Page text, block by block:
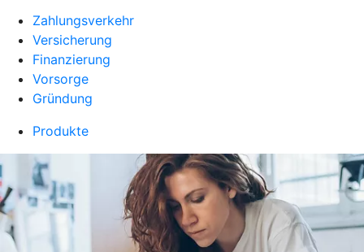
Zahlungsverkehr
Versicherung
Finanzierung
Vorsorge
Gründung
Produkte